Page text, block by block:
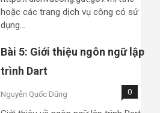
hoặc các trang dịch vụ công có sử
dụng…
Bài 5: Giới thiệu ngôn ngữ lập
trình Dart
Nguyễn Quốc Dũng 0